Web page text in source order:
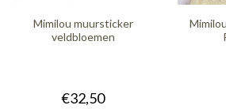
Mimilou muursticker
veldbloemen
€32,50